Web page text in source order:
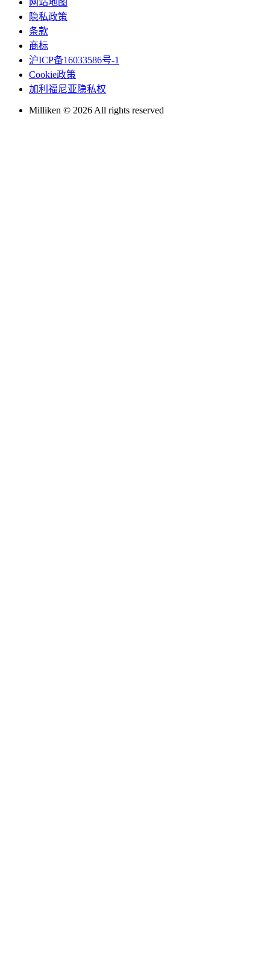
隐私政策
条款
商标
沪ICP备16033586号-1
Cookie政策
加利福尼亚隐私权
Milliken © 2026 All rights reserved